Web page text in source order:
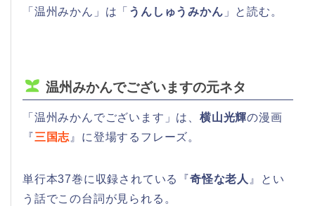
「温州みかん」は「 うんしゅうみかん 」と読む。
温州みかんでございますの元ネタ
「温州みかんでございます」は、 横山光輝の漫画
『三国志 』に登場するフレーズ。
単行本37巻に収録されている『奇怪な老人 』とい
う話でこの台詞が見られる。